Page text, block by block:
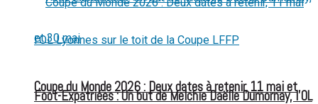
Foot-Expatriées : Un but de Melchie Daëlle Dumornay, l’OL
Coupe du Monde 2026 : Deux dates à retenir, 11 mai et